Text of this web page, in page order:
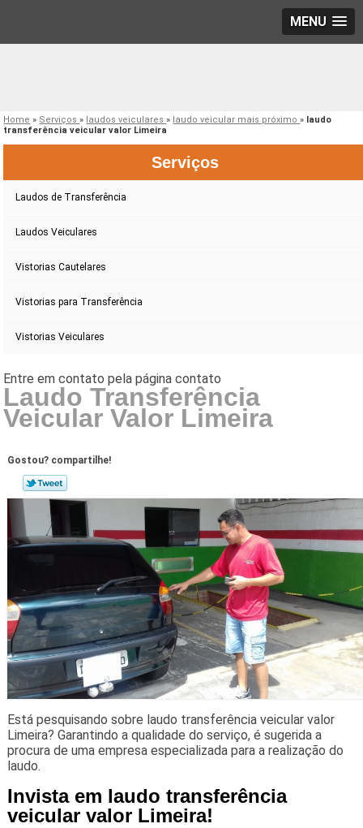
MENU
Home » Serviços» laudos veiculares» laudo veicular mais próximo» laudo
transferência veicular valor Limeira
Serviços
Laudos de Transferência
Laudos Veiculares
Vistorias Cautelares
Vistorias para Transferência
Vistorias Veiculares
Laudo Transferência
Veicular Valor Limeira
Gostou? compartilhe!
Está pesquisando sobre laudo transferência veicular valor
Limeira? Garantindo a qualidade do serviço, é sugerida a
procura de uma empresa especializada para a realização do
laudo.
Invista em laudo transferência
veicular valor Limeira!